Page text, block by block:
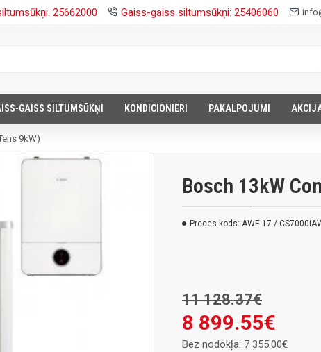
25662000 Gaiss-gaiss siltumsūkņi: 25406060
GAISS SILTUMSŪKŅI KONDICIONIERI PAKALPOJUMI
9kW)
Bosch 13kW
Preces kods: AWE 17 /
8 899.55€
11 128.37€
Bez nodokļa: 7 355.00€